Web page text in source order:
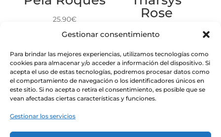
Gestionar consentimiento
Para brindar las mejores experiencias, utilizamos tecnologías como
cookies para almacenar y/o acceder a información del dispositivo. Si
acepta el uso de estas tecnologías, podremos procesar datos como
el comportamiento de navegación o los identificadores únicos en
este sitio. Si no acepta o retira el consentimiento, es posible que se
vean afectadas ciertas características y funciones.
Gestionar los servicios
25.90€
Rose
30.50